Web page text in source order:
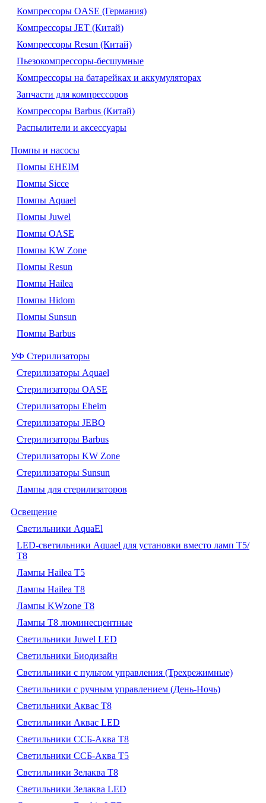
Компрессоры OASE (Германия)
Компрессоры JET (Китай)
Компрессоры Resun (Китай)
Пьезокомпрессоры-бесшумные
Компрессоры на батарейках и аккумуляторах
Запчасти для компрессоров
Компрессоры Barbus (Китай)
Распылители и аксессуары
Помпы и насосы
Помпы EHEIM
Помпы Sicce
Помпы Aquael
Помпы Juwel
Помпы OASE
Помпы KW Zone
Помпы Resun
Помпы Hailea
Помпы Hidom
Помпы Sunsun
Помпы Barbus
УФ Стерилизаторы
Стерилизаторы Aquael
Стерилизаторы OASE
Стерилизаторы Eheim
Стерилизаторы JEBO
Стерилизаторы Barbus
Стерилизаторы KW Zone
Стерилизаторы Sunsun
Лампы для стерилизаторов
Освещение
Cветильники AquaEl
LED-светильники Aquael для установки вместо ламп Т5/
Т8
Лампы Hailea Т5
Лампы Hailea Т8
Лампы KWzone Т8
Лампы Т8 люминесцентные
Светильники Juwel LED
Светильники Биодизайн
Светильники с пультом управления (Трехрежимные)
Светильники с ручным управлением (День-Ночь)
Светильники Аквас Т8
Светильники Аквас LED
Светильники ССБ-Аква Т8
Светильники ССБ-Аква Т5
Светильники Зелаква Т8
Светильники Зелаква LED